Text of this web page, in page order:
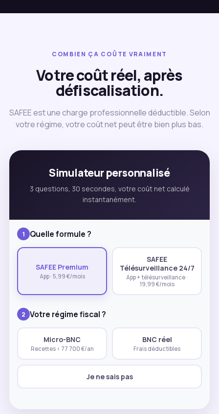
COMBIEN ÇA COÛTE VRAIMENT
Votre coût réel, après
défiscalisation.
SAFEE est une charge professionnelle déductible. Selon
votre régime, votre coût net peut être bien plus bas.
Simulateur personnalisé
3 questions, 30 secondes, votre coût net calculé
instantanément.
1 Quelle formule ?
SAFEE Premium
App · 5,99 €/mois
SAFEE
Télésurveillance 24/7
App + télésurveillance ·
19,99 €/mois
2 Votre régime fiscal ?
Micro-BNC
Recettes < 77 700 €/an
BNC réel
Frais déductibles
Je ne sais pas